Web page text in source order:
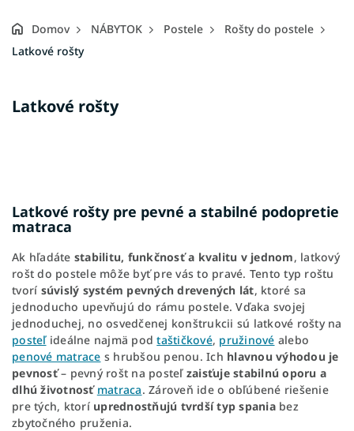
Domov NÁBYTOK Postele
Rošty do postele
Latkové rošty
Latkové rošty
Latkové rošty pre pevné a stabilné podopretie
matraca
Ak hľadáte stabilitu, funkčnosť a kvalitu v jednom, latkový
rošt do postele môže byť pre vás to pravé. Tento typ roštu
tvorí súvislý systém pevných drevených lát, ktoré sa
jednoducho upevňujú do rámu postele. Vďaka svojej
jednoduchej, no osvedčenej konštrukcii sú latkové rošty na
posteľideálne najmä podtaštičkové, pružinové alebo
penové matrace s hrubšou penou. Ich hlavnou výhodou je
pevnosť– pevný rošt na posteľ zaisťuje stabilnú oporu a
dlhú životnosť matraca. Zároveň ide o obľúbené riešenie
pre tých, ktorí uprednostňujú tvrdší typ spaniabez
zbytočného pruženia.